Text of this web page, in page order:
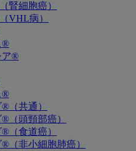
腎細胞癌）
VHL病）
®
ア®
®
（共通）
（頭頸部癌）
（食道癌）
（非小細胞肺癌）